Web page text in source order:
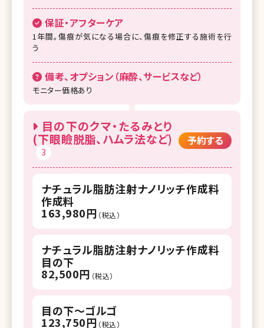
保証・アフターケア
1年間。傷痕が気になる場合に、傷痕を修正する施術を行
う
備考、オプション（麻酔、サービスなど）
モニター価格あり
目の下のクマ・たるみとり
(下眼瞼脱脂、ハムラ法など)
3
予約する
ナチュラル脂肪注射ナノリッチ作成料
作成料
163,980円 （税込）
ナチュラル脂肪注射ナノリッチ作成料
目の下
82,500円 （税込）
目の下～ゴルゴ
123,750円 （税込）